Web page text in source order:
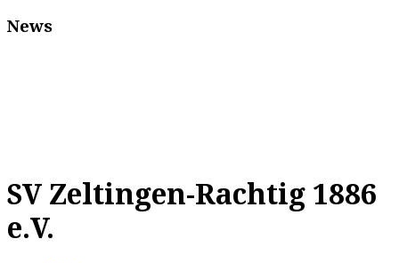
News
SV Zeltingen-Rachtig 1886
e.V.